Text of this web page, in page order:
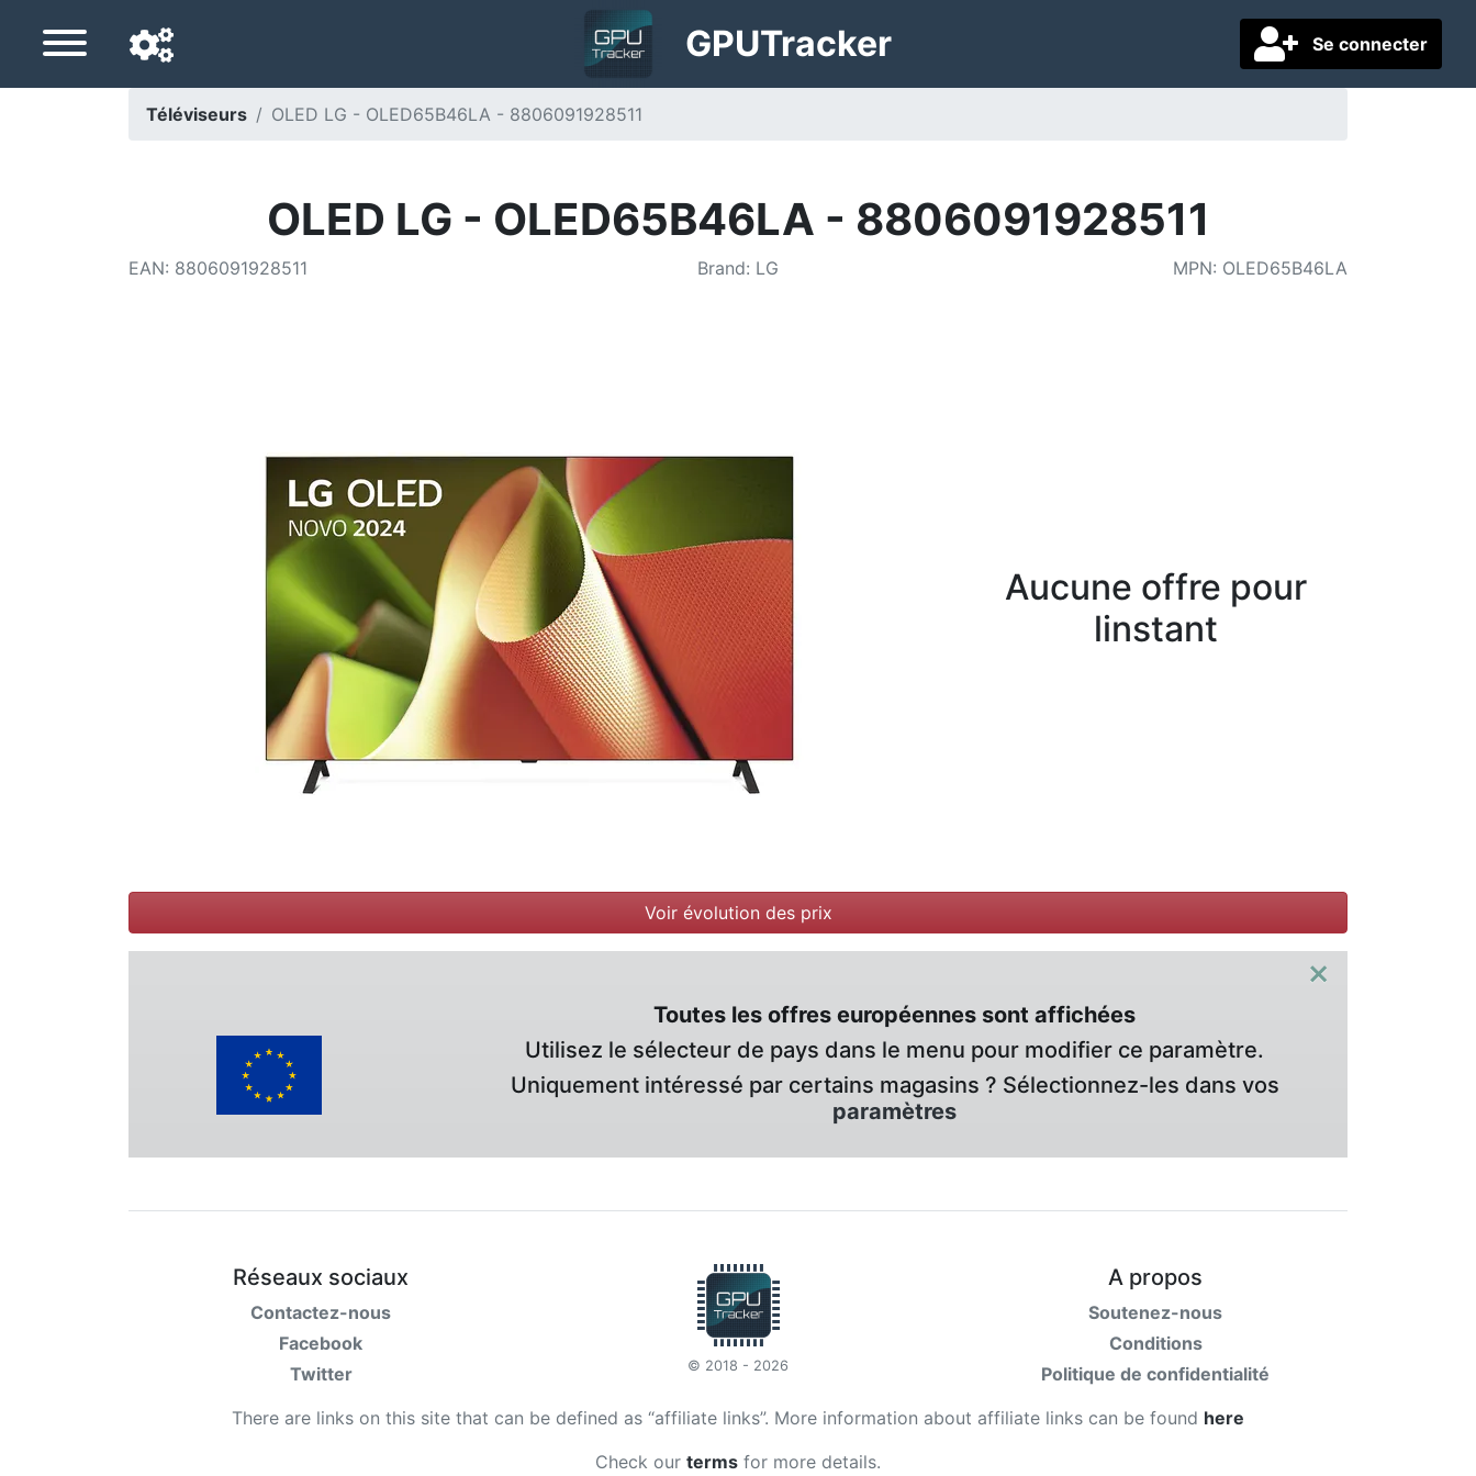
Se connecter
GPUTracker
Téléviseurs OLED LG - OLED65B46LA - 8806091928511
OLED LG - OLED65B46LA - 8806091928511
EAN: 8806091928511 Brand: LG MPN: OLED65B46LA
Aucune offre pour
linstant
Voir évolution des prix
×
Toutes les offres européennes sont affichées
Utilisez le sélecteur de pays dans le menu pour modifier ce paramètre.
Uniquement intéressé par certains magasins ? Sélectionnez-les dans vos
paramètres
Réseaux sociaux
Contactez-nous
Facebook
Twitter
© 2018 - 2026
A propos
Soutenez-nous
Conditions
Politique de confidentialité
There are links on this site that can be defined as “affiliate links”. More information about affiliate links can be found here
Check our terms for more details.